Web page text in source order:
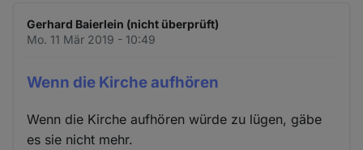
Gerhard Baierlein (nicht überprüft)
Mo. 11 Mär 2019 - 10:49
Wenn die Kirche aufhören
Wenn die Kirche aufhören würde zu lügen, gäbe
es sie nicht mehr.